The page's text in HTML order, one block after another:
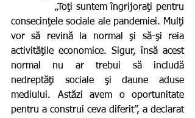
             „Toţi suntem îngrijoraţi pentru
consecinţele sociale ale pandemiei. Mulţi
vor să revină la normal şi să-şi reia
activităţile economice. Sigur, însă acest
normal nu ar trebui să includă
nedreptăţi sociale şi daune aduse
mediului. Astăzi avem o oportunitate
pentru a construi ceva diferit”, a declarat